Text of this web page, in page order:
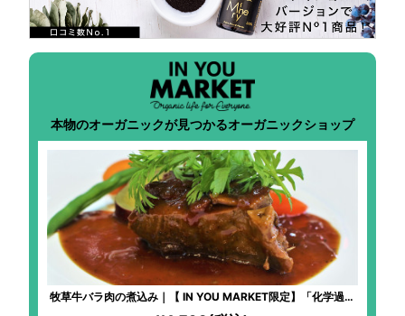
本物のオーガニックが見つかるオーガニックショップ
牧草牛バラ肉の煮込み｜【 IN YOU MARKET限定】「化学過敏
症の妻のために、美味しいお料理を食べさせてあげたい」とい